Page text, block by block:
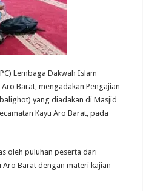
Lembaga Dakwah Islam
Barat, mengadakan Pengajian
yang diadakan di Masjid
Kayu Aro Barat, pada
oleh puluhan peserta dari
Aro Barat dengan materi kajian